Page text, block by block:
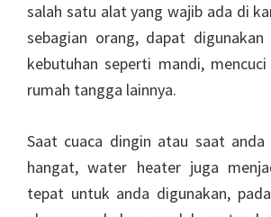
salah satu alat yang wajib ada di
sebagian orang, dapat digunakan
kebutuhan seperti mandi,
rumah tangga lainnya.
Saat cuaca dingin atau saat
hangat, water heater juga
tepat untuk anda digunakan,